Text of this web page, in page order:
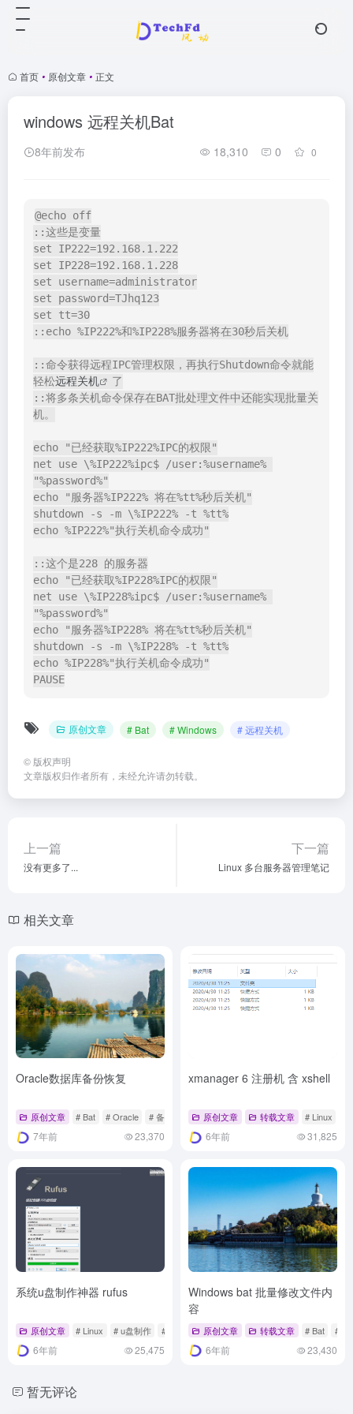
首页 • 原创文章 • 正文
windows 远程关机Bat
8年前发布 18,310 0 0
@echo off
::这些是变量
set IP222=192.168.1.222
set IP228=192.168.1.228
set username=administrator
set password=TJhq123
set tt=30
::echo %IP222%和%IP228%服务器将在30秒后关机
::命令获得远程IPC管理权限，再执行Shutdown命令就能
轻松远程关机
了
::将多条关机命令保存在BAT批处理文件中还能实现批量关
机。
echo "已经获取%IP222%IPC的权限"
net use \%IP222%ipc$ /user:%username%
"%password%"
echo "服务器%IP222% 将在%tt%秒后关机"
shutdown -s -m \%IP222% -t %tt%
echo %IP222%"执行关机命令成功"
::这个是228 的服务器
echo "已经获取%IP228%IPC的权限"
net use \%IP228%ipc$ /user:%username%
"%password%"
echo "服务器%IP228% 将在%tt%秒后关机"
shutdown -s -m \%IP228% -t %tt%
echo %IP228%"执行关机命令成功"
原创文章 # Bat # Windows # 远程关机
© 版权声明
文章版权归作者所有，未经允许请勿转载。
上一篇
没有更多了...
下一篇
Linux 多台服务器管理笔记
相关文章
Oracle数据库备份恢复
原创文章 # Bat # Oracle # 备份
7年前 23,370
xmanager 6 注册机 含 xshell
原创文章 转载文章 # Linux
6年前 31,825
系统u盘制作神器 rufus
原创文章 # Linux # u盘制作 # Windows
6年前 25,475
Windows bat 批量修改文件内
容
原创文章 转载文章 # Bat # 批
6年前 23,430
暂无评论